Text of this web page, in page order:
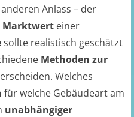
Anlass – der
Marktwert einer
sollte realistisch geschätzt
Methoden zur
Welches
für welche Gebäudeart am
unabhängiger